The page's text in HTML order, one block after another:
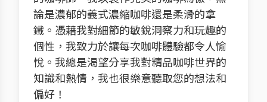
論是濃郁的義式濃縮咖啡還是柔滑的拿
鐵。憑藉我對細節的敏銳洞察力和玩趣的
個性，我致力於讓每次咖啡體驗都令人愉
悅。我總是渴望分享我對精品咖啡世界的
知識和熱情，我也很樂意聽取您的想法和
偏好！